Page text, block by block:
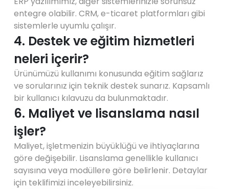
entegre olabilir. CRM, e-ticaret platformları gibi
sistemlerle uyumlu çalışır.
4. Destek ve eğitim hizmetleri
neleri içerir?
Ürünümüzü kullanımı konusunda eğitim sağlarız
ve sorularınız için teknik destek sunarız. Kapsamlı
bir kullanıcı kılavuzu da bulunmaktadır.
6. Maliyet ve lisanslama nasıl
işler?
Maliyet, işletmenizin büyüklüğü ve ihtiyaçlarına
göre değişebilir. Lisanslama genellikle kullanıcı
sayısına veya modüllere göre belirlenir. Detaylar
için teklifimizi inceleyebilirsiniz.